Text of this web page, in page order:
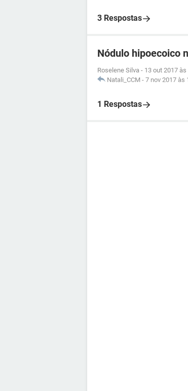
3 Respostas
Nódulo hipoecoico
Roselene Silva - 13 out 2017 às
Natali_CCM - 7 nov 2017 às
1 Respostas